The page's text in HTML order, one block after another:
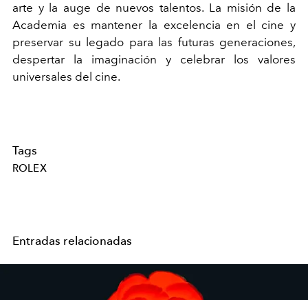
arte y la auge de nuevos talentos. La misión de la
Academia es mantener la excelencia en el cine y
preservar su legado para las futuras generaciones,
despertar la imaginación y celebrar los valores
universales del cine.
Tags
ROLEX
Entradas relacionadas